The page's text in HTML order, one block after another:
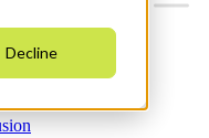
Decline